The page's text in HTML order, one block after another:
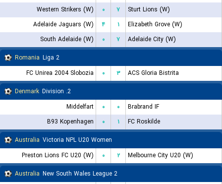
Western Strikers (W)
۰ ۷
Sturt Lions (W)
Adelaide Jaguars (W)
۴ ۱
Elizabeth Grove (W)
South Adelaide (W)
۰ ۷
Adelaide City (W)
Romania Liga 2
FC Unirea 2004 Slobozia
۰ ۳
ACS Gloria Bistrita
Denmark
2. Division
Middelfart
۰ ۰
Brabrand IF
B93 Kopenhagen
۰ ۱
FC Roskilde
Australia Victoria NPL U20 Women
Preston Lions FC U20 (W)
۰ ۲
Melbourne City U20 (W)
Australia New South Wales League 2